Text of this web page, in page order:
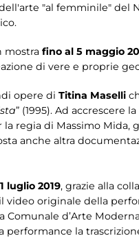
"al femminile" del
mostra fino al 5 maggio
di vere e proprie
opere di Titina Maselli
” (1995). Ad accrescere
regia di Massimo Mida,
anche altra
luglio 2019, grazie alla
originale della
Comunale d’Arte
la